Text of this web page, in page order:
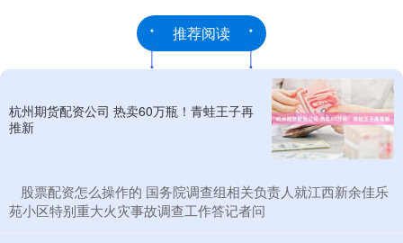
推荐阅读
杭州期货配资公司 热卖60万瓶！青蛙王子再
推新
​股票配资怎么操作的 国务院调查组相关负责人就江西新余佳乐
苑小区特别重大火灾事故调查工作答记者问